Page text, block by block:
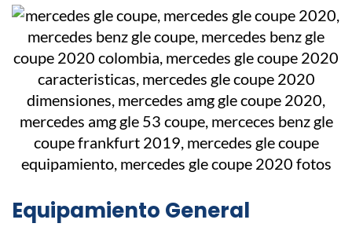
Equipamiento General